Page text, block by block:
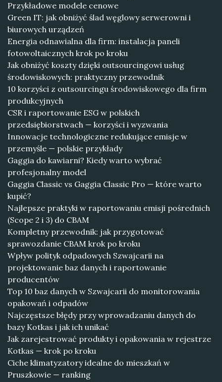
Przykładowe modele cenowe
Green IT: jak obniżyć ślad węglowy serwerowni i
biurowych urządzeń
Energia odnawialna dla firm: instalacja paneli
fotowoltaicznych krok po kroku
Jak obniżyć koszty dzięki outsourcingowi usług
środowiskowych: praktyczny przewodnik
10 korzyści z outsourcingu środowiskowego dla firm
produkcyjnych
CSR i raportowanie ESG w polskich
przedsiębiorstwach — korzyści i wyzwania
Innowacje technologiczne redukujące emisje w
przemyśle — polskie przykłady
Gaggia do kawiarni? Kiedy warto wybrać
profesjonalny model
Gaggia Classic vs Gaggia Classic Pro — które warto
kupić?
Najlepsze praktyki w raportowaniu emisji pośrednich
(Scope 2 i 3) do CBAM
Kompletny przewodnik: jak przygotować
sprawozdanie CBAM krok po kroku
Wpływ polityk odpadowych Szwajcarii na
projektowanie baz danych i raportowanie
producentów
Top 10 baz danych w Szwajcarii do monitorowania
opakowań i odpadów
Najczęstsze błędy przy wprowadzaniu danych do
bazy Kotkas i jak ich unikać
Jak zarejestrować produkty i opakowania w rejestrze
Kotkas — krok po kroku
Ciche klimatyzatory idealne do mieszkań w
Pruszkowie — ranking